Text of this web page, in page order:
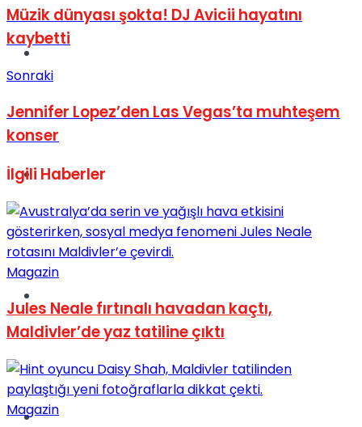
Sinema
Spor
View All Result
Müzik dünyası şokta! DJ Avicii hayatını
kaybetti
Sonraki
Jennifer Lopez’den Las Vegas’ta muhteşem
konser
İlgili Haberler
Magazin
Jules Neale fırtınalı havadan kaçtı,
Maldivler’de yaz tatiline çıktı
Magazin